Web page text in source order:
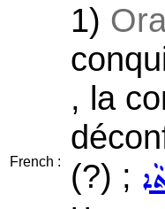
French :
1)
, la
(?) ;